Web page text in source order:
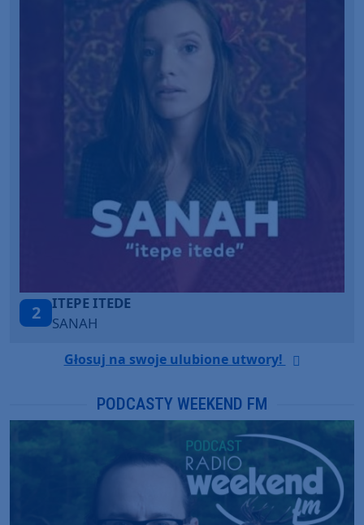
3
ONE CALL AWAY
LOUD LUXURY
Głosuj na swoje ulubione utwory!
PODCASTY WEEKEND FM